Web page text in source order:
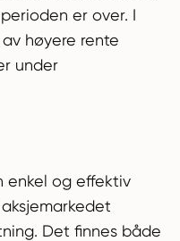
er over. I
høyere rente
under
enkel og effektiv
Det finnes både